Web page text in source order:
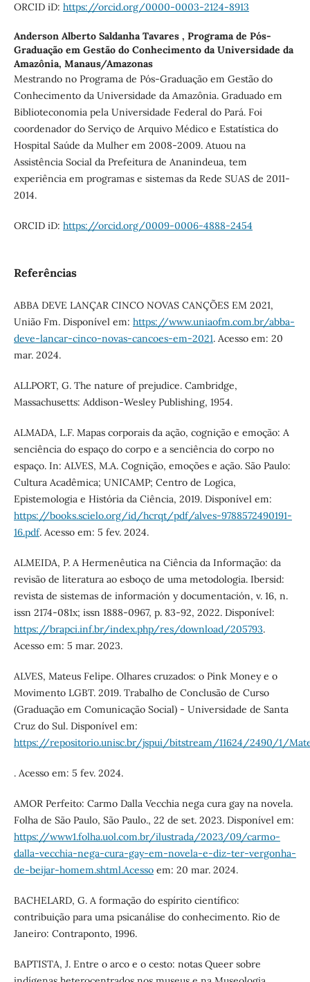
ORCID iD: https://orcid.org/0000-0003-2124-8913
Anderson Alberto Saldanha Tavares , Programa de Pós-
Graduação em Gestão do Conhecimento da Universidade da
Amazônia, Manaus/Amazonas
Mestrando no Programa de Pós-Graduação em Gestão do
Conhecimento da Universidade da Amazônia. Graduado em
Biblioteconomia pela Universidade Federal do Pará. Foi
coordenador do Serviço de Arquivo Médico e Estatística do
Hospital Saúde da Mulher em 2008-2009. Atuou na
Assistência Social da Prefeitura de Ananindeua, tem
experiência em programas e sistemas da Rede SUAS de 2011-
2014.
ORCID iD: https://orcid.org/0009-0006-4888-2454
Referências
ABBA DEVE LANÇAR CINCO NOVAS CANÇÕES EM 2021,
União Fm. Disponível em: https://www.uniaofm.com.br/abba-
deve-lancar-cinco-novas-cancoes-em-2021. Acesso em: 20
mar. 2024.
ALLPORT, G. The nature of prejudice. Cambridge,
Massachusetts: Addison-Wesley Publishing, 1954.
ALMADA, L.F. Mapas corporais da ação, cognição e emoção: A
senciência do espaço do corpo e a senciência do corpo no
espaço. In: ALVES, M.A. Cognição, emoções e ação. São Paulo:
Cultura Acadêmica; UNICAMP; Centro de Logica,
Epistemologia e História da Ciência, 2019. Disponível em:
https://books.scielo.org/id/hcrqt/pdf/alves-9788572490191-
16.pdf. Acesso em: 5 fev. 2024.
ALMEIDA, P. A Hermenêutica na Ciência da Informação: da
revisão de literatura ao esboço de uma metodologia. Ibersid:
revista de sistemas de información y documentación, v. 16, n.
issn 2174-081x; issn 1888-0967, p. 83-92, 2022. Disponível:
https://brapci.inf.br/index.php/res/download/205793.
Acesso em: 5 mar. 2023.
ALVES, Mateus Felipe. Olhares cruzados: o Pink Money e o
Movimento LGBT. 2019. Trabalho de Conclusão de Curso
(Graduação em Comunicação Social) - Universidade de Santa
Cruz do Sul. Disponível em:
https://repositorio.unisc.br/jspui/bitstream/11624/2490/1/
. Acesso em: 5 fev. 2024.
AMOR Perfeito: Carmo Dalla Vecchia nega cura gay na novela.
Folha de São Paulo, São Paulo., 22 de set. 2023. Disponível em:
https://www1.folha.uol.com.br/ilustrada/2023/09/carmo-
dalla-vecchia-nega-cura-gay-em-novela-e-diz-ter-vergonha-
de-beijar-homem.shtml.Acessoem: 20 mar. 2024.
BACHELARD, G. A formação do espírito científico:
contribuição para uma psicanálise do conhecimento. Rio de
Janeiro: Contraponto, 1996.
BAPTISTA, J. Entre o arco e o cesto: notas Queer sobre